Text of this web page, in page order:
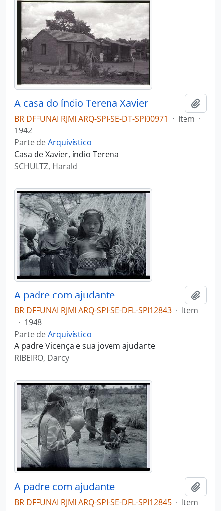
A casa do índio Terena Xavier
BR DFFUNAI RJMI ARQ-SPI-SE-DT-SPI00971 · Item ·
1942
Parte deArquivístico
Casa de Xavier, índio Terena
SCHULTZ, Harald
A padre com ajudante
BR DFFUNAI RJMI ARQ-SPI-SE-DFL-SPI12843 · Item
· 1948
Parte deArquivístico
A padre Vicença e sua jovem ajudante
RIBEIRO, Darcy
A padre com ajudante
BR DFFUNAI RJMI ARQ-SPI-SE-DFL-SPI12845 · Item